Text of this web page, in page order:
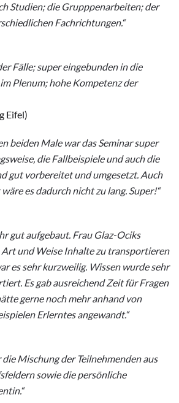
Studien; die Grupppenarbeiten; der
Fachrichtungen.“
Fälle; super eingebunden in die
Plenum; hohe Kompetenz der
Eifel)
beiden Male war das Seminar super
die Fallbeispiele und auch die
gut vorbereitet und umgesetzt. Auch
es dadurch nicht zu lang. Super!“
gut aufgebaut. Frau Glaz-Ociks
Art und Weise Inhalte zu transportieren
es sehr kurzweilig. Wissen wurde sehr
Es gab ausreichend Zeit für Fragen
gerne noch mehr anhand von
Erlerntes angewandt.“
Mischung der Teilnehmenden aus
sowie die persönliche